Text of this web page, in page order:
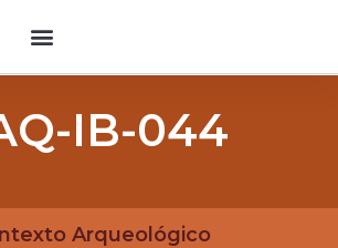
IB-044
Arqueológico